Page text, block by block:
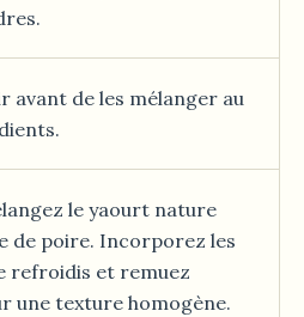
avant de les mélanger au
le yaourt nature
de poire. Incorporez les
refroidis et remuez
une texture homogène.